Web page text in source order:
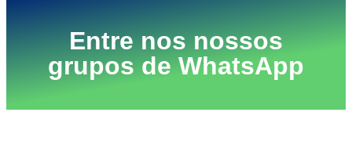
Entre nos nossos
grupos de WhatsApp